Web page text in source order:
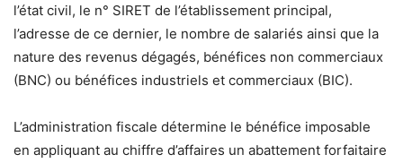
l’état civil, le n° SIRET de l’établissement principal,
l’adresse de ce dernier, le nombre de salariés ainsi que la
nature des revenus dégagés, bénéfices non commerciaux
(BNC) ou bénéfices industriels et commerciaux (BIC).
L’administration fiscale détermine le bénéfice imposable
en appliquant au chiffre d’affaires un abattement forfaitaire